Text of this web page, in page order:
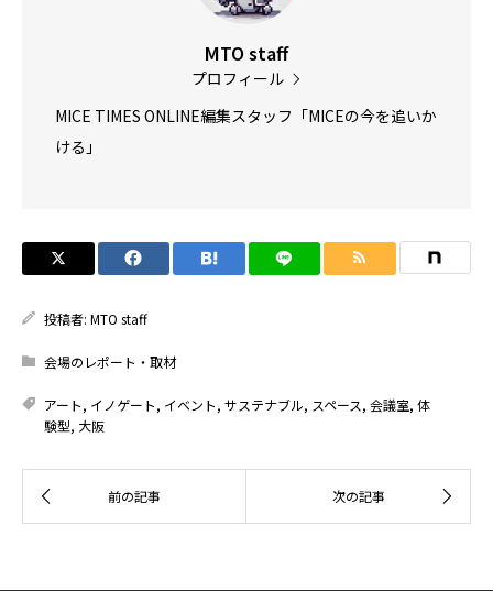
MTO staff
プロフィール
MICE TIMES ONLINE編集スタッフ「MICEの今を追いか
ける」
投稿者: MTO staff
会場のレポート・取材
アート, イノゲート, イベント, サステナブル, スペース, 会議室, 体
験型, 大阪